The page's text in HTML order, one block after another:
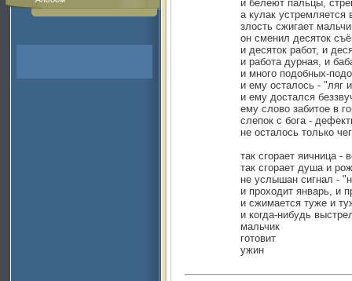
и белеют пальцы,
а кулак устремляется
злость сжигает
он сменил десяток
и десяток работ, и
и работа дурная, и
и много подобных-
и ему осталось - "ляг
и ему достался
ему слово забитое в
слепок с бога -
не осталось только
так сгорает яичница -
так сгорает душа и
не услышан сигнал -
и проходит январь, и
и сжимается туже и
и когда-нибудь
мальчик
готовит
ужин